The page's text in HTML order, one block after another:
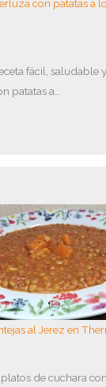
con patatas a
fácil, saludable
patatas a…
al Jerez en
de cuchara